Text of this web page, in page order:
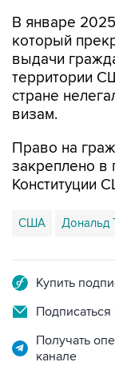
В январе
который
выдачи
территории
стране
визам.
Право на
закреплено в
Конституции
США Дональд
Купить
Подписаться
Получать
канале